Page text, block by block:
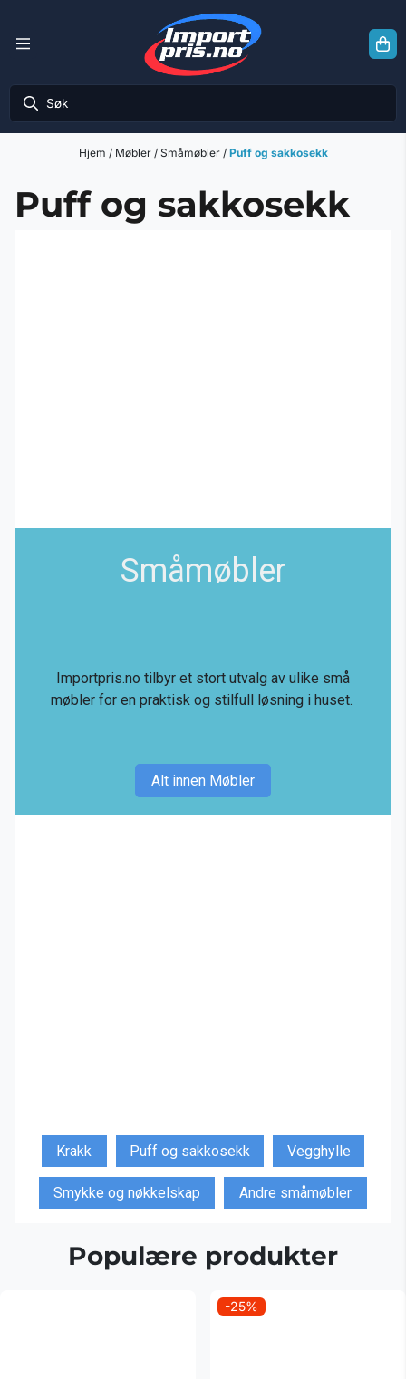
Hjem / Møbler / Småmøbler / Puff og sakkosekk
Puff og sakkosekk
Småmøbler
Importpris.no tilbyr et stort utvalg av ulike små
møbler for en praktisk og stilfull løsning i huset.
Alt innen Møbler
Krakk Puff og sakkosekk Vegghylle
Smykke og nøkkelskap Andre småmøbler
Populære produkter
-25%